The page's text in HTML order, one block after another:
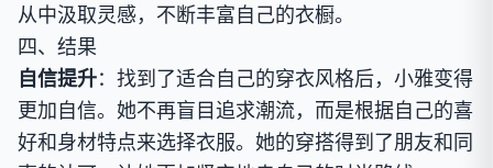
从中汲取灵感，不断丰富自己的衣橱。
四、结果
自信提升：找到了适合自己的穿衣风格后，小雅变得
更加自信。她不再盲目追求潮流，而是根据自己的喜
好和身材特点来选择衣服。她的穿搭得到了朋友和同